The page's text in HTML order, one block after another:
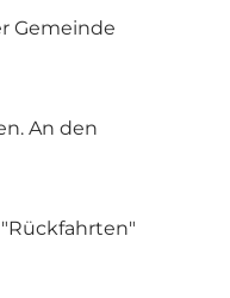
Gemeinde
An den